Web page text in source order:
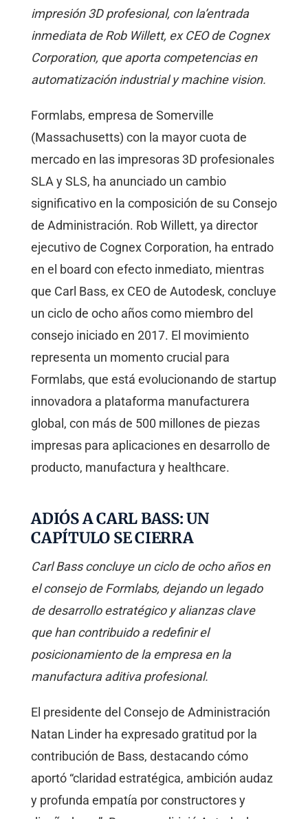
impresión 3D profesional, con la’entrada
inmediata de Rob Willett, ex CEO de Cognex
Corporation, que aporta competencias en
automatización industrial y machine vision.
Formlabs, empresa de Somerville
(Massachusetts) con la mayor cuota de
mercado en las impresoras 3D profesionales
SLA y SLS, ha anunciado un cambio
significativo en la composición de su Consejo
de Administración. Rob Willett, ya director
ejecutivo de Cognex Corporation, ha entrado
en el board con efecto inmediato, mientras
que Carl Bass, ex CEO de Autodesk, concluye
un ciclo de ocho años como miembro del
consejo iniciado en 2017. El movimiento
representa un momento crucial para
Formlabs, que está evolucionando de startup
innovadora a plataforma manufacturera
global, con más de 500 millones de piezas
impresas para aplicaciones en desarrollo de
producto, manufactura y healthcare.
ADIÓS A CARL BASS: UN
CAPÍTULO SE CIERRA
Carl Bass concluye un ciclo de ocho años en
el consejo de Formlabs, dejando un legado
de desarrollo estratégico y alianzas clave
que han contribuido a redefinir el
posicionamiento de la empresa en la
manufactura aditiva profesional.
El presidente del Consejo de Administración
Natan Linder ha expresado gratitud por la
contribución de Bass, destacando cómo
aportó “claridad estratégica, ambición audaz
y profunda empatía por constructores y